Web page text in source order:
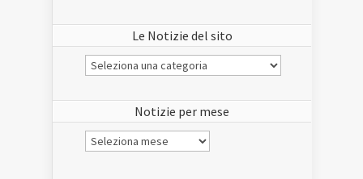
Le Notizie del sito
Le
Notizie
Notizie per mese
Notizie
per